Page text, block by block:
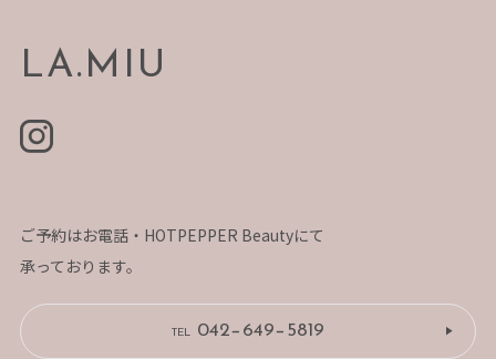
LA.MIU
ご予約はお電話・HOTPEPPER Beautyにて
承っております。
TEL 042−649−5819